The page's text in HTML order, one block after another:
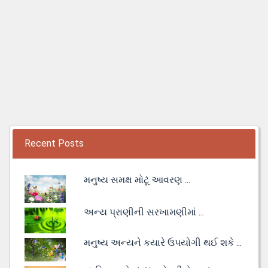
Recent Posts
મનુષ્ય સમક્ષ મોટૂં આવરણ ...
અન્ય પ્રાણીની સરખામણીમાં ...
મનુષ્ય અન્યને કયારે ઉપયોગી થઈ શકે ...